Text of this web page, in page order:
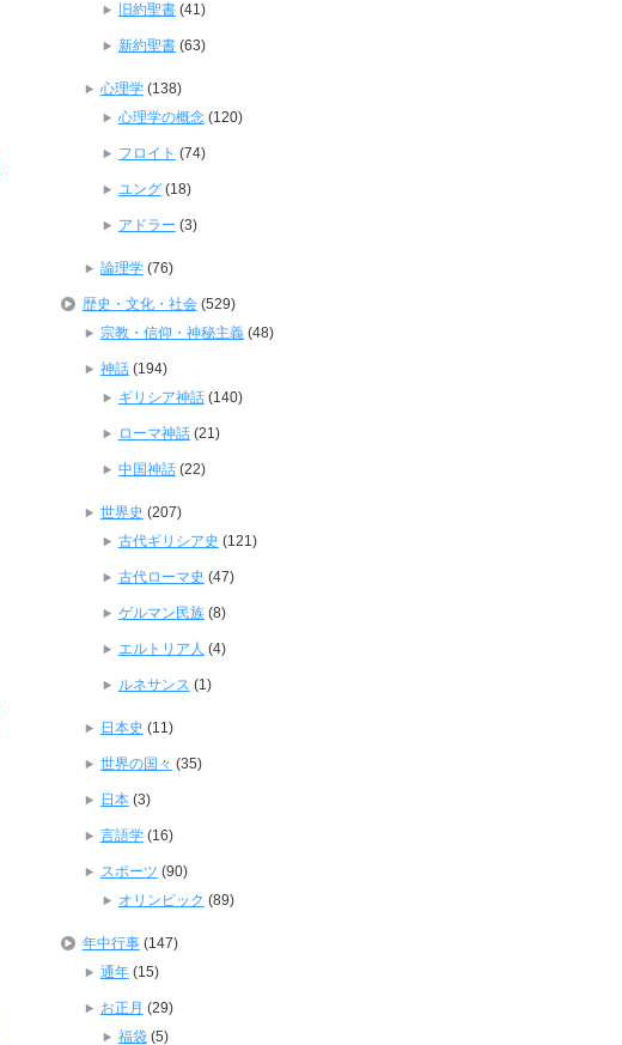
旧約聖書(41)
新約聖書(63)
心理学(138)
心理学の概念(120)
フロイト (74)
ユング(18)
アドラー (3)
論理学(76)
歴史・文化・社会(529)
宗教・信仰・神秘主義(48)
神話(194)
ギリシア神話(140)
ローマ神話(21)
中国神話(22)
世界史 (207)
古代ギリシア史 (121)
古代ローマ史 (47)
ゲルマン民族(8)
エルトリア人 (4)
ルネサンス (1)
日本史 (11)
世界の国々 (35)
日本(3)
言語学(16)
スポーツ (90)
オリンピック (89)
年中行事(147)
通年(15)
お正月 (29)
福袋(5)